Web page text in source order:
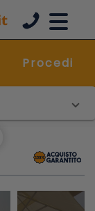
Procedi